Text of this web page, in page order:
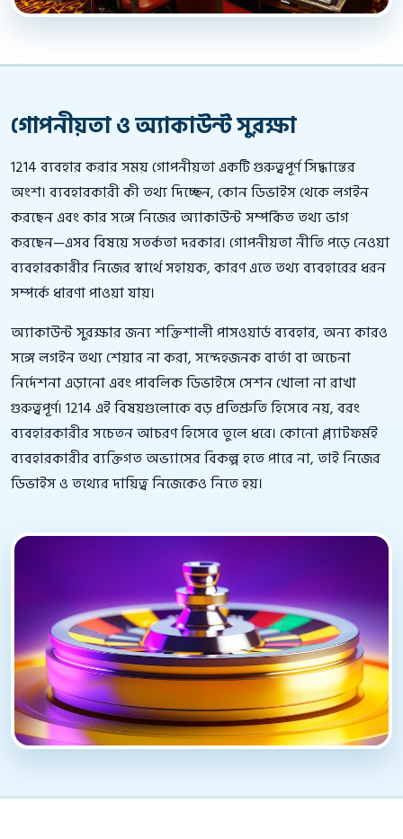
গোপনীয়তা ও অ্যাকাউন্ট সুরক্ষা
1214 ব্যবহার করার সময় গোপনীয়তা একটি গুরুত্বপূর্ণ সিদ্ধান্তের
অংশ। ব্যবহারকারী কী তথ্য দিচ্ছেন, কোন ডিভাইস থেকে লগইন
করছেন এবং কার সঙ্গে নিজের অ্যাকাউন্ট সম্পর্কিত তথ্য ভাগ
করছেন—এসব বিষয়ে সতর্কতা দরকার। গোপনীয়তা নীতি পড়ে নেওয়া
ব্যবহারকারীর নিজের স্বার্থে সহায়ক, কারণ এতে তথ্য ব্যবহারের ধরন
সম্পর্কে ধারণা পাওয়া যায়।
অ্যাকাউন্ট সুরক্ষার জন্য শক্তিশালী পাসওয়ার্ড ব্যবহার, অন্য কারও
সঙ্গে লগইন তথ্য শেয়ার না করা, সন্দেহজনক বার্তা বা অচেনা
নির্দেশনা এড়ানো এবং পাবলিক ডিভাইসে সেশন খোলা না রাখা
গুরুত্বপূর্ণ। 1214 এই বিষয়গুলোকে বড় প্রতিশ্রুতি হিসেবে নয়, বরং
ব্যবহারকারীর সচেতন আচরণ হিসেবে তুলে ধরে। কোনো প্ল্যাটফর্মই
ব্যবহারকারীর ব্যক্তিগত অভ্যাসের বিকল্প হতে পারে না, তাই নিজের
ডিভাইস ও তথ্যের দায়িত্ব নিজেকেও নিতে হয়।